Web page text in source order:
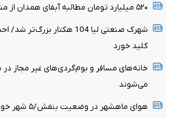
۵۲۰ میلیارد تومان مطالبه آبفای همدان از مشترکین
شهرک صنعتی لیا 104 هکتار
کلید خورد
خانه‌های مسافر و بوم‌گردی‌های غیر مجاز
می‌شوند
هوای ماهشهر در وضعیت بنفش/۵ شهر خوزستان در وضعیت نارنجی